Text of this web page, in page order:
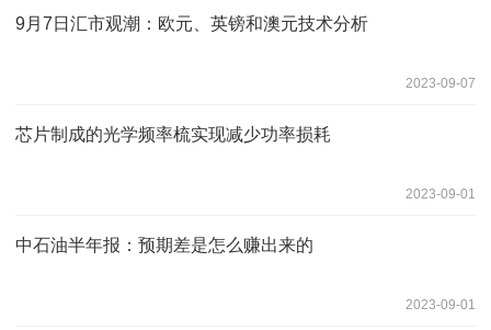
9月7日汇市观潮：欧元、英镑和澳元技术分析
2023-09-07
芯片制成的光学频率梳实现减少功率损耗
2023-09-01
中石油半年报：预期差是怎么赚出来的
2023-09-01